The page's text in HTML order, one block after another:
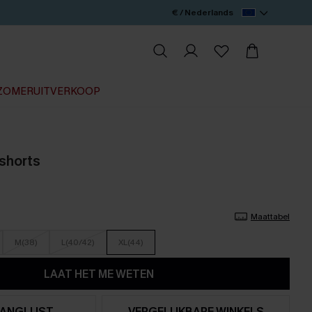
€ / Nederlands
Maattabel
M(38) L(40/42) XL(44)
LAAT HET ME WETEN